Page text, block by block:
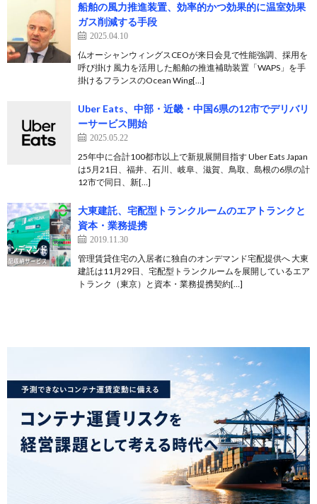
船舶の風力推進装置、効率的かつ効果的に温室効果
ガス削減する手段
2025.04.10
仏オーシャンウィングスCEOが来日会見で性能強調、採用を
呼び掛け 風力を活用した船舶の推進補助装置「WAPS」を手
掛けるフランスのOcean Wing[…]
Uber Eats、中部・近畿・中国6県の12市でデリバリ
ーサービス開始
2025.05.22
25年中に合計100都市以上で新規展開目指す Uber Eats Japan
は5月21日、福井、石川、岐阜、滋賀、鳥取、島根の6県の計
12市で同日、新[…]
大東建託、宅配型トランクルームのエアトランクと
資本・業務提携
2019.11.30
管理賃貸住宅の入居者に独自のオンデマンド宅配提供へ 大東
建託は11月29日、宅配型トランクルームを展開しているエア
トランク（東京）と資本・業務提携契約[…]